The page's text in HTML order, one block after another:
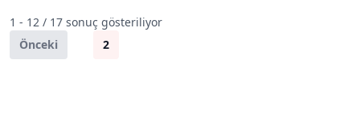
1 - 12 / 17 sonuç gösteriliyor
Önceki
2